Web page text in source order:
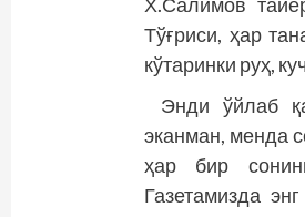
Тўғриси, ҳар
кўтаринки руҳ,
Энди ўйлаб
эканман, менда
ҳар бир
Газетамизда